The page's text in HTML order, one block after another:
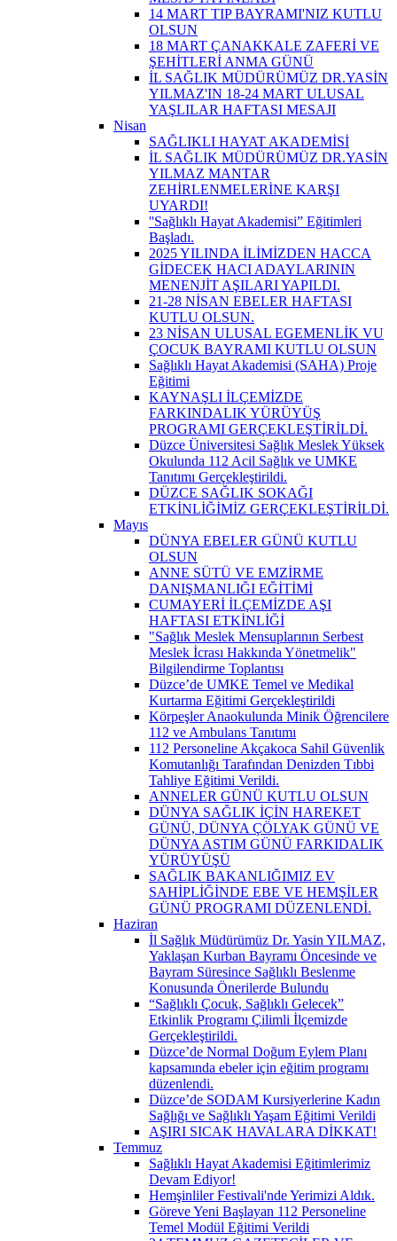
14 MART TIP BAYRAMI'NIZ KUTLU
OLSUN
18 MART ÇANAKKALE ZAFERİ VE
ŞEHİTLERİ ANMA GÜNÜ
İL SAĞLIK MÜDÜRÜMÜZ DR.YASİN
YILMAZ'IN 18-24 MART ULUSAL
YAŞLILAR HAFTASI MESAJI
Nisan
SAĞLIKLI HAYAT AKADEMİSİ
İL SAĞLIK MÜDÜRÜMÜZ DR.YASİN
YILMAZ MANTAR
ZEHİRLENMELERİNE KARŞI
UYARDI!
''Sağlıklı Hayat Akademisi” Eğitimleri
Başladı.
2025 YILINDA İLİMİZDEN HACCA
GİDECEK HACI ADAYLARININ
MENENJİT AŞILARI YAPILDI.
21-28 NİSAN EBELER HAFTASI
KUTLU OLSUN.
23 NİSAN ULUSAL EGEMENLİK VU
ÇOCUK BAYRAMI KUTLU OLSUN
Sağlıklı Hayat Akademisi (SAHA) Proje
Eğitimi
KAYNAŞLI İLÇEMİZDE
FARKINDALIK YÜRÜYÜŞ
PROGRAMI GERÇEKLEŞTİRİLDİ.
Düzce Üniversitesi Sağlık Meslek Yüksek
Okulunda 112 Acil Sağlık ve UMKE
Tanıtımı Gerçekleştirildi.
DÜZCE SAĞLIK SOKAĞI
ETKİNLİĞİMİZ GERÇEKLEŞTİRİLDİ.
Mayıs
DÜNYA EBELER GÜNÜ KUTLU
OLSUN
ANNE SÜTÜ VE EMZİRME
DANIŞMANLIĞI EĞİTİMİ
CUMAYERİ İLÇEMİZDE AŞI
HAFTASI ETKİNLİĞİ
"Sağlık Meslek Mensuplarının Serbest
Meslek İcrası Hakkında Yönetmelik"
Bilgilendirme Toplantısı
Düzce’de UMKE Temel ve Medikal
Kurtarma Eğitimi Gerçekleştirildi
Körpeşler Anaokulunda Minik Öğrencilere
112 ve Ambulans Tanıtımı
112 Personeline Akçakoca Sahil Güvenlik
Komutanlığı Tarafından Denizden Tıbbi
Tahliye Eğitimi Verildi.
ANNELER GÜNÜ KUTLU OLSUN
DÜNYA SAĞLIK İÇİN HAREKET
GÜNÜ, DÜNYA ÇÖLYAK GÜNÜ VE
DÜNYA ASTIM GÜNÜ FARKIDALIK
YÜRÜYÜŞÜ
SAĞLIK BAKANLIĞIMIZ EV
SAHİPLİĞİNDE EBE VE HEMŞİLER
GÜNÜ PROGRAMI DÜZENLENDİ.
Haziran
İl Sağlık Müdürümüz Dr. Yasin YILMAZ,
Yaklaşan Kurban Bayramı Öncesinde ve
Bayram Süresince Sağlıklı Beslenme
Konusunda Önerilerde Bulundu
“Sağlıklı Çocuk, Sağlıklı Gelecek”
Etkinlik Programı Çilimli İlçemizde
Gerçekleştirildi.
Düzce’de Normal Doğum Eylem Planı
kapsamında ebeler için eğitim programı
düzenlendi.
Düzce’de SODAM Kursiyerlerine Kadın
Sağlığı ve Sağlıklı Yaşam Eğitimi Verildi
AŞIRI SICAK HAVALARA DİKKAT!
Temmuz
Sağlıklı Hayat Akademisi Eğitimlerimiz
Devam Ediyor!
Hemşinliler Festivali'nde Yerimizi Aldık.
Göreve Yeni Başlayan 112 Personeline
Temel Modül Eğitimi Verildi